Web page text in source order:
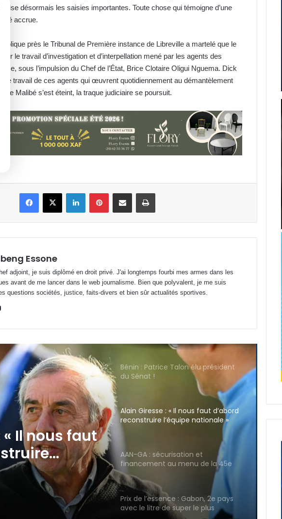
désormais les saisies importantes. Toute chose qui témoigne d’une
accrue.
près le Tribunal de Première instance de Libreville a martelé que le
le travail d’investigation et d’interpellation mené par les agents des
ce, sous l’impulsion du Chef de l’État, Brice Clotaire Oligui Nguema. Dick
le travail de ces agents qui œuvrent quotidiennement au démantèlement
Malibé s’est éteint, la traque judiciaire se poursuit.
FacebookX LinkedinPinterestPartager par email Imprimer
Essone
adjoint, je suis diplômé en droit privé. J'ai longtemps fourbi mes armes dans les
avant de me lancer dans le web journalisme. Bien que polyvalent, je me suis
questions sociétés, justice, faits-divers et bien sûr actualités sportives.
et
menu de
mois, une écogarde décède !
Football : le cas Medwin Biteghe
peut-il rendre réticents les
Gabon : déjà plus de 12 443 décès
enregistrés depuis janvier 2026 !
Fondation Horizons Nouveaux : la
Gabon : Wilfried Okoumba placé
sous mandat de dépôt !
du Sénat !
Alain Giresse : « Il nous faut d’abord
reconstruire l’équipe nationale »
AAN-GA : sécurisation et
financement au menu de la 45e
session
Prix de l’essence : Gabon, 2e pays
avec le litre de super le plus
abordable en Zone FCFA !
Canal+ : 100% des coupes d’Europe
masculines de football jusqu’en